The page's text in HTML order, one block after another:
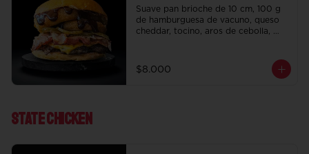
Suave pan brioche de 10 cm, 100 g
de hamburguesa de vacuno, queso
cheddar, tocino, aros de cebolla,
$8.000
State ChIcken